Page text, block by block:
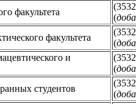
факультета
(
факультета
(
и
(
студентов
(